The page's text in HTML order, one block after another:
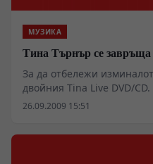
МУЗИКА
Тина Търнър се завръща
За да отбележи
двойния Tina Live DVD/CD.
26.09.2009 15:51